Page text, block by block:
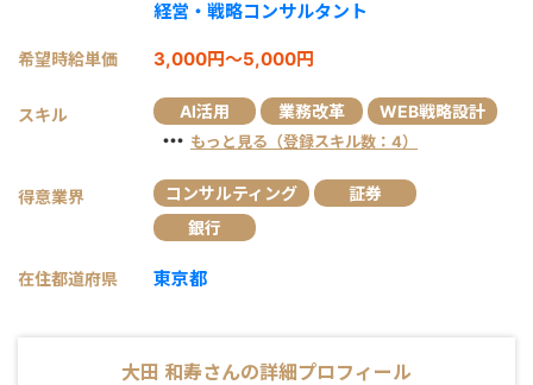
経営・戦略コンサルタント
希望時給単価 3,000円～5,000円
スキル AI活用 業務改革 WEB戦略設計
・・・ もっと見る（登録スキル数：4）
得意業界 コンサルティング
証券
銀行
在住都道府県 東京都
大田 和寿さんの詳細プロフィール